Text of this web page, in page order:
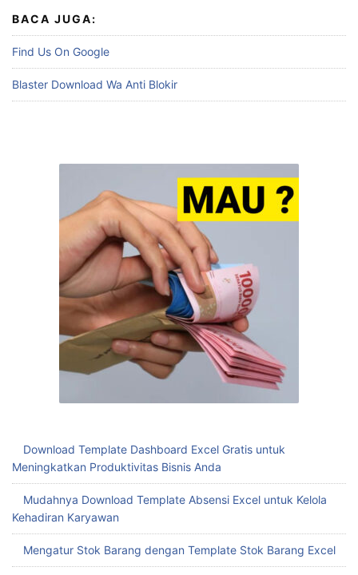
BACA JUGA:
Find Us On Google
Blaster Download Wa Anti Blokir
Download Template Dashboard Excel Gratis untuk
Meningkatkan Produktivitas Bisnis Anda
Mudahnya Download Template Absensi Excel untuk Kelola
Kehadiran Karyawan
Mengatur Stok Barang dengan Template Stok Barang Excel